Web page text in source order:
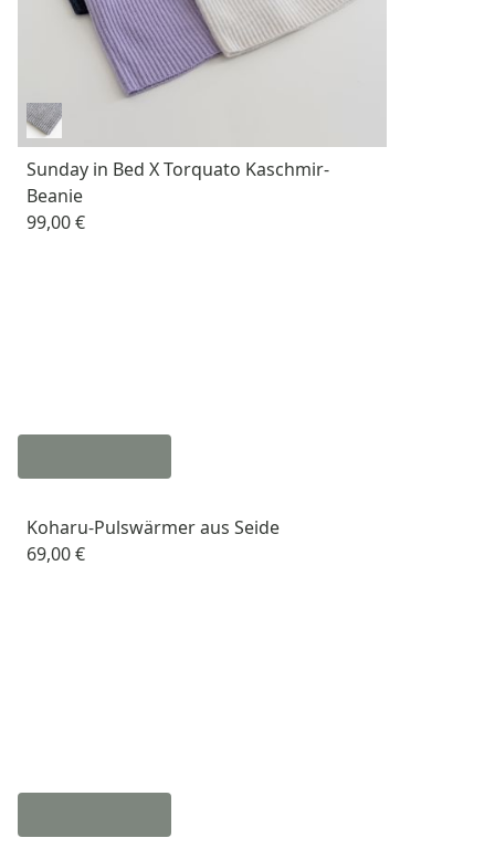
Sunday in Bed X Torquato Kaschmir-
Beanie
99,00 €
Koharu-Pulswärmer aus Seide
69,00 €